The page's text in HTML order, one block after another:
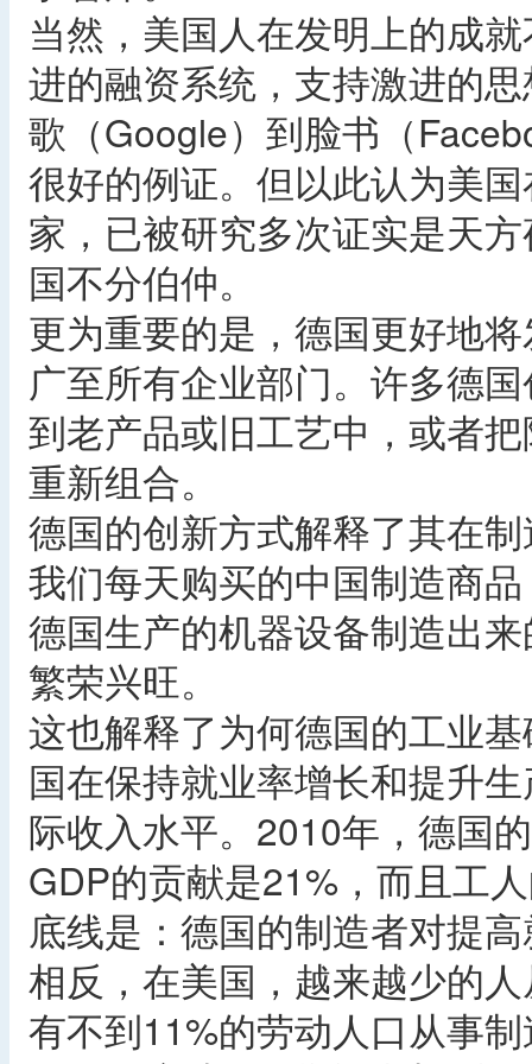
当然，美国人在发明上的成
进的融资系统，支持激进的
歌（Google）到脸书（
很好的例证。但以此认为美
家，已被研究多次证实是天
国不分伯仲。
更为重要的是，德国更好地
广至所有企业部门。许多德
到老产品或旧工艺中，或者
重新组合。
德国的创新方式解释了其在
我们每天购买的中国制造商
德国生产的机器设备制造出
繁荣兴旺。
这也解释了为何德国的工业
国在保持就业率增长和提升
际收入水平。2010年，德国
GDP的贡献是21%，而且工
底线是：德国的制造者对提
相反，在美国，越来越少的
有不到11%的劳动人口从事